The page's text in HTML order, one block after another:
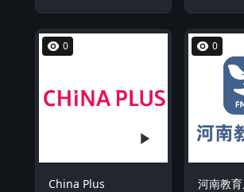
0
China Plus
0